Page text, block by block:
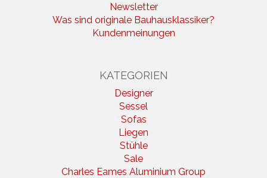
Newsletter
Was sind originale Bauhausklassiker?
Kundenmeinungen
KATEGORIEN
Designer
Sessel
Sofas
Liegen
Stühle
Sale
Charles Eames Aluminium Group